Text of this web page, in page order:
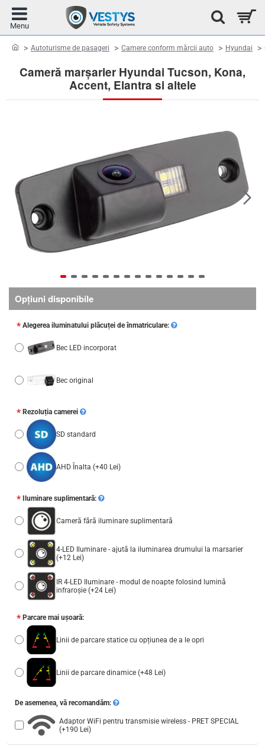
Cameră marșarier Hyundai Tucson, Kona,
Accent, Elantra si altele
homeAutoturisme de pasageri Camere conform mărcii auto Hyundai
Opţiuni disponibile
Alegerea iluminatului plăcuței de înmatriculare:
Bec LED incorporat
Bec original
Rezoluția camerei
SD standard
AHD Înalta (+40 Lei)
Iluminare suplimentară:
Cameră fără iluminare suplimentară
4-LED Iluminare - ajută la iluminarea drumului la marsarier
(+12 Lei)
IR 4-LED Iluminare - modul de noapte folosind lumină
infraroșie (+24 Lei)
Parcare mai ușoară:
Linii de parcare statice cu opțiunea de a le opri
Linii de parcare dinamice (+48 Lei)
De asemenea, vă recomandăm:
Adaptor WiFi pentru transmisie wireless - PRET SPECIAL
(+190 Lei)